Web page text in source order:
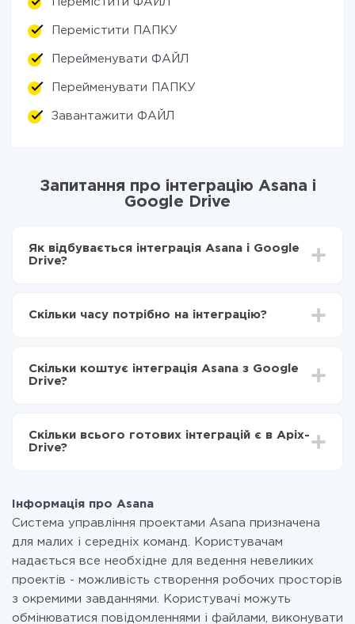
Перемістити ПАПКУ
Перейменувати ФАЙЛ
Перейменувати ПАПКУ
Завантажити ФАЙЛ
Запитання про інтеграцію Asana і
Google Drive
Як відбувається інтеграція Asana і Google
Drive?
Вибираєте які дані передавати з Asana в Google
Тепер дані будуть автоматично передаватися з
Asana в Google Drive
Скільки часу потрібно на інтеграцію?
становити від 5-ти до 30-хвилин. У середньому
налаштування займає 10-15 хвилин.
Скільки коштує інтеграція Asana з Google
Drive?
Ви оплачуєте лише кількість даних, які за фактом
передаються з однієї вашої системи в іншу через
при необхідності. Детальніше про
Скільки всього готових інтеграцій є в Apix-
Drive?
Інформація про Asana
Система управління проектами Asana призначена
для малих і середніх команд. Користувачам
надається все необхідне для ведення невеликих
проектів - можливість створення робочих просторів
з окремими завданнями. Користувачі можуть
обмінюватися повідомленнями і файлами, виконувати